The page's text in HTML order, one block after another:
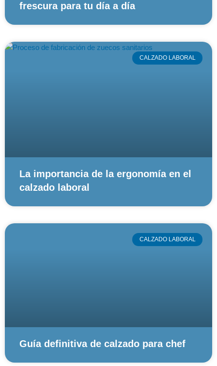
frescura para tu día a día
CALZADO LABORAL
La importancia de la ergonomía en el
calzado laboral
CALZADO LABORAL
Guía definitiva de calzado para chef